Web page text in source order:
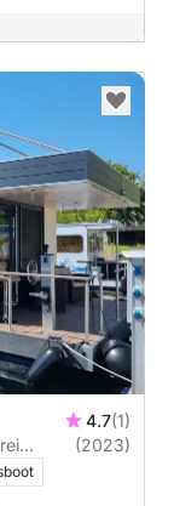
4.7(1)
(2023)